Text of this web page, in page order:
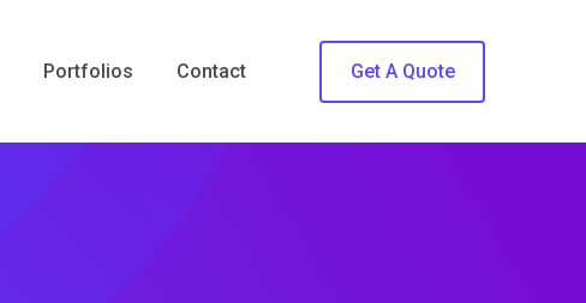
Portfolios Contact Get A Quote